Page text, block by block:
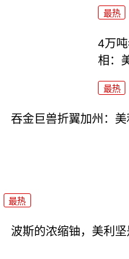
最热
4万
相：
最热
吞金巨兽折翼加州：
最热
波斯的浓缩铀，美利坚